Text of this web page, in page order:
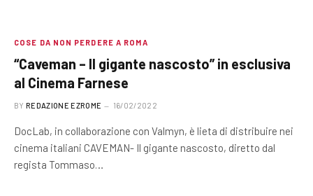
COSE DA NON PERDERE A ROMA
“Caveman – Il gigante nascosto” in esclusiva
al Cinema Farnese
BY REDAZIONE EZROME 16/02/2022
DocLab, in collaborazione con Valmyn, è lieta di distribuire nei
cinema italiani CAVEMAN- Il gigante nascosto, diretto dal
regista Tommaso…